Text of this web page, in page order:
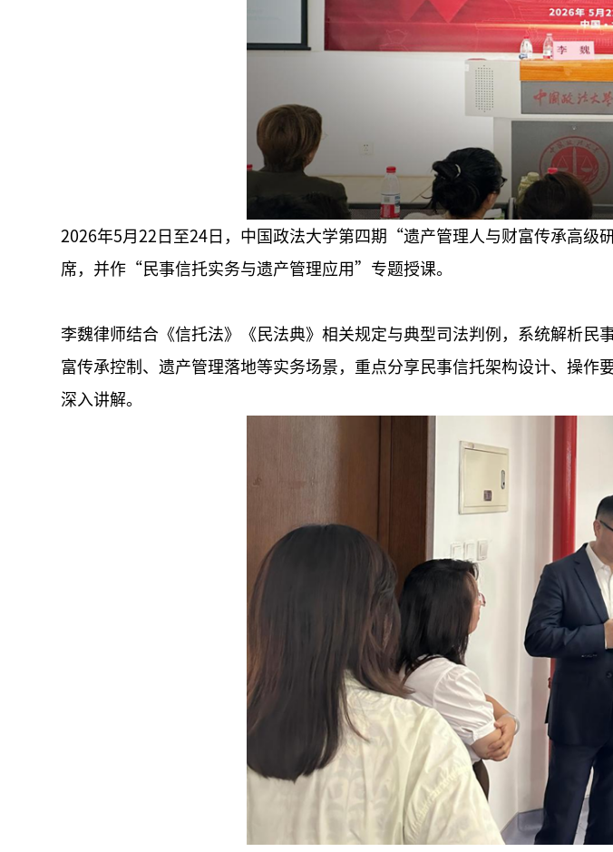
2026年5月22日至24日，中国政法大学第四期“遗产管理人与财富传承高
席，并作“民事信托实务与遗产管理应用”专题授课。
李魏律师结合《信托法》《民法典》相关规定与典型司法判例，系统解析
富传承控制、遗产管理落地等实务场景，重点分享民事信托架构设计、操
深入讲解。